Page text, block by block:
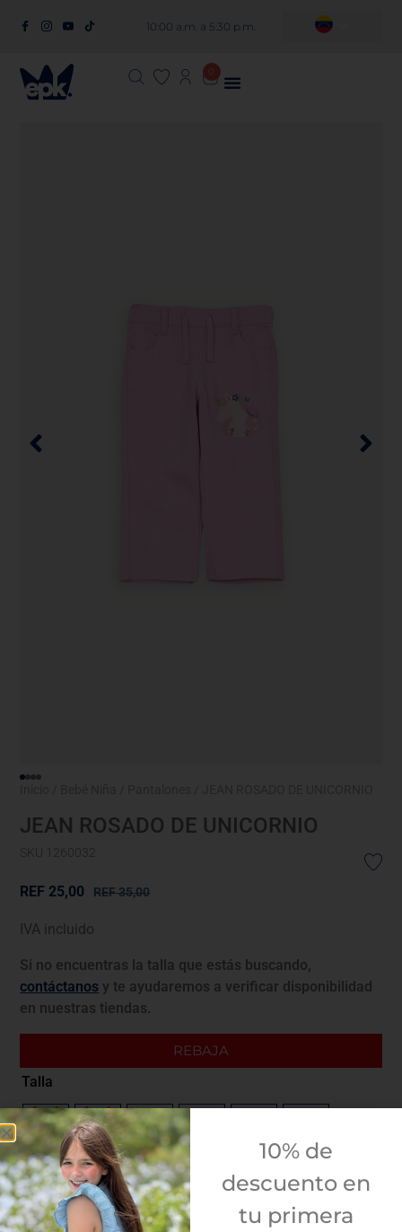
10:00 a.m. a 5:30 p.m.
JEAN ROSADO DE UNICORNIO
SKU 1260032
REF35,00
REF 25,00
IVA incluido
Si no encuentras la talla que estás buscando,
contáctanos y te ayudaremos a verificar disponibilidad
en nuestras tiendas.
REBAJA
Talla
3M 6M
Guía de tallas
¿Envolver para regalo?
Sí
10% de
descuento en
tu primera